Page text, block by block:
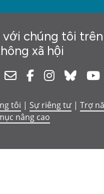
với chúng tôi
xã hội
NewsletterFacebookInstagram
Bluesky
tôi | Sự riêng tư | Trợ
nâng cao